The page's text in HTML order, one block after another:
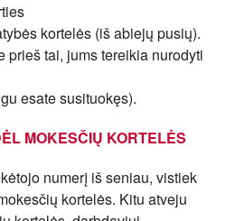
kortelės (iš abiejų pusių).
prieš tai, jums tereikia nurodyti
esate susituokęs).
MOKESČIŲ KORTELĖS
numerį iš seniau, vistiek
kortelės. Kitu atveju